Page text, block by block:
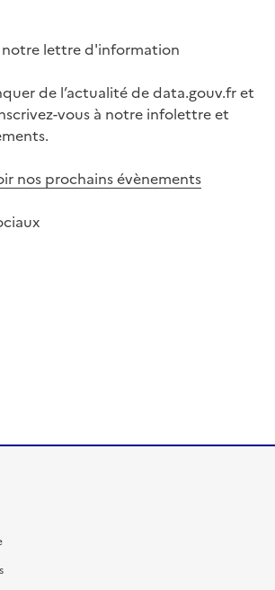
notre lettre d'information
de l’actualité de data.gouv.fr et
vous à notre infolettre et
nos prochains évènements